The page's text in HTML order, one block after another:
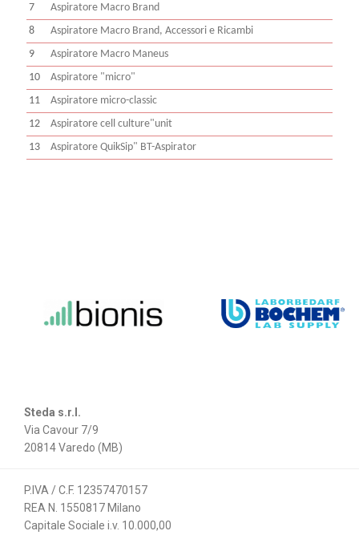
7
Aspiratore Macro Brand
8
Aspiratore Macro Brand, Accessori e Ricambi
9
Aspiratore Macro Maneus
10
Aspiratore "micro"
11
Aspiratore micro-classic
12
Aspiratore cell culture"unit
13
Aspiratore QuikSip" BT-Aspirator
Steda s.r.l.
Via Cavour 7/9
20814 Varedo (MB)
P.IVA / C.F. 12357470157
REA N. 1550817 Milano
Capitale Sociale i.v. 10.000,00